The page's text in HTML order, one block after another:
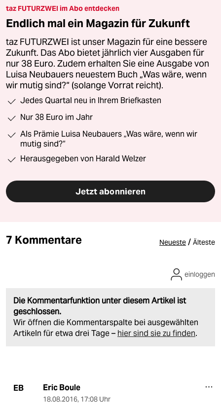
taz FUTURZWEI im Abo entdecken
Endlich mal ein Magazin für Zukunft
taz FUTURZWEI ist unser Magazin für eine bessere
Zukunft. Das Abo bietet jährlich vier Ausgaben für
nur 38 Euro. Zudem erhalten Sie eine Ausgabe von
Luisa Neubauers neuestem Buch „Was wäre, wenn
wir mutig sind?“ (solange Vorrat reicht).
Jedes Quartal neu in Ihrem Briefkasten
Nur 38 Euro im Jahr
Als Prämie Luisa Neubauers „Was wäre, wenn wir
mutig sind?“
Herausgegeben von Harald Welzer
Jetzt abonnieren
7 Kommentare Neueste / Älteste
Die Kommentarfunktion unter diesem Artikel ist
geschlossen.
Wir öffnen die Kommentarspalte bei ausgewählten
Artikeln für etwa drei Tage – hier sind sie zu finden.
einloggen
EB Eric Boule
18.08.2016, 17:08 Uhr